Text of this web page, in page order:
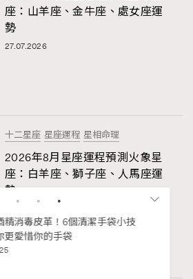
座：山羊座、金牛座、處女座運
勢
27.07.2026
十二星座 星座運程 星相命理
2026年8月星座運程預測火象星
座：白羊座、獅子座、人馬座運
勢
精消毒皮革！6個清潔手袋小技
更愛惜你的手袋